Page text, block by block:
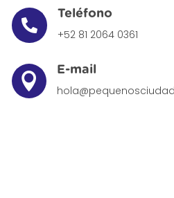

Teléfono
+52 81 2064 0361

E-mail